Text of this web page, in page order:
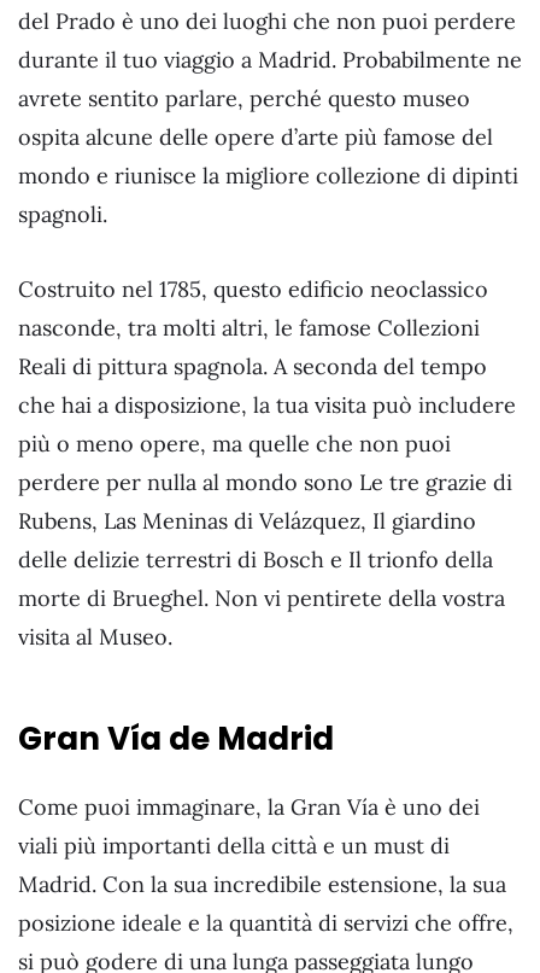
del Prado è uno dei luoghi che non puoi perdere
durante il tuo viaggio a Madrid. Probabilmente ne
avrete sentito parlare, perché questo museo
ospita alcune delle opere d’arte più famose del
mondo e riunisce la migliore collezione di dipinti
spagnoli.
Costruito nel 1785, questo edificio neoclassico
nasconde, tra molti altri, le famose Collezioni
Reali di pittura spagnola. A seconda del tempo
che hai a disposizione, la tua visita può includere
più o meno opere, ma quelle che non puoi
perdere per nulla al mondo sono Le tre grazie di
Rubens, Las Meninas di Velázquez, Il giardino
delle delizie terrestri di Bosch e Il trionfo della
morte di Brueghel. Non vi pentirete della vostra
visita al Museo.
Gran Vía de Madrid
Come puoi immaginare, la Gran Vía è uno dei
viali più importanti della città e un must di
Madrid. Con la sua incredibile estensione, la sua
posizione ideale e la quantità di servizi che offre,
si può godere di una lunga passeggiata lungo